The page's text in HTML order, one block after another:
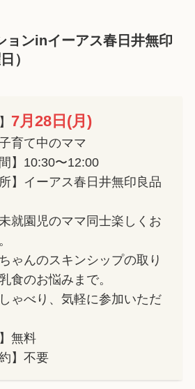
ョンinイーアス春日井無印
）
7月28日(月)
育て中のママ
間】10:30〜12:00
所】イーアス春日井無印良品
未就園児のママ同士楽しくお
ゃんのスキンシップの取り
食のお悩みまで。
ゃべり、気軽に参加いただ
無料
】不要